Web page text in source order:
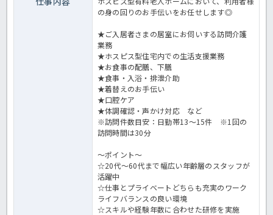
の身の回りのお手伝いをお任せします◎
★ご入居者さまの居室にお伺いする訪問介護
業務
★ホスピス型住宅内での生活支援業務
★お食事の配膳、下膳
★食事・入浴・排泄介助
★着替えのお手伝い
★口腔ケア
★体調確認・声かけ対応 など
※訪問件数目安：日勤帯13～15件 ※1回の
訪問時間は30分
～ポイント～
☆20代～60代まで幅広い年齢層のスタッフが
活躍中
☆仕事とプライベートどちらも充実のワーク
ライフバランスの良い環境
☆スキルや経験年数に合わせた研修を実施